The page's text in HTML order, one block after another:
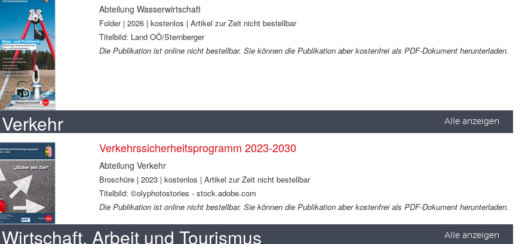
Abteilung Wasserwirtschaft
Folder | 2026 | kostenlos | Artikel zur Zeit nicht bestellbar
Titelbild: Land OÖ/Sternberger
Die Publikation ist online nicht bestellbar. Sie können die Publikation aber kostenfrei als PDF-Dokument herunterladen.
Verkehr Alle anzeigen
Verkehrssicherheitsprogramm 2023-2030
Abteilung Verkehr
Broschüre | 2023 | kostenlos | Artikel zur Zeit nicht bestellbar
Titelbild: ©olyphotostories - stock.adobe.com
Die Publikation ist online nicht bestellbar. Sie können die Publikation aber kostenfrei als PDF-Dokument herunterladen.
Wirtschaft, Arbeit und Tourismus Alle anzeigen